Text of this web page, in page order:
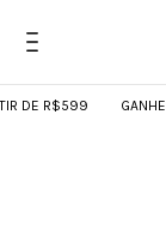
DE R$599 GANHE